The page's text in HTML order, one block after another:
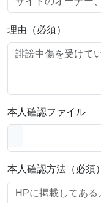
理由（必須）
本人確認ファイル
本人確認方法（必須）